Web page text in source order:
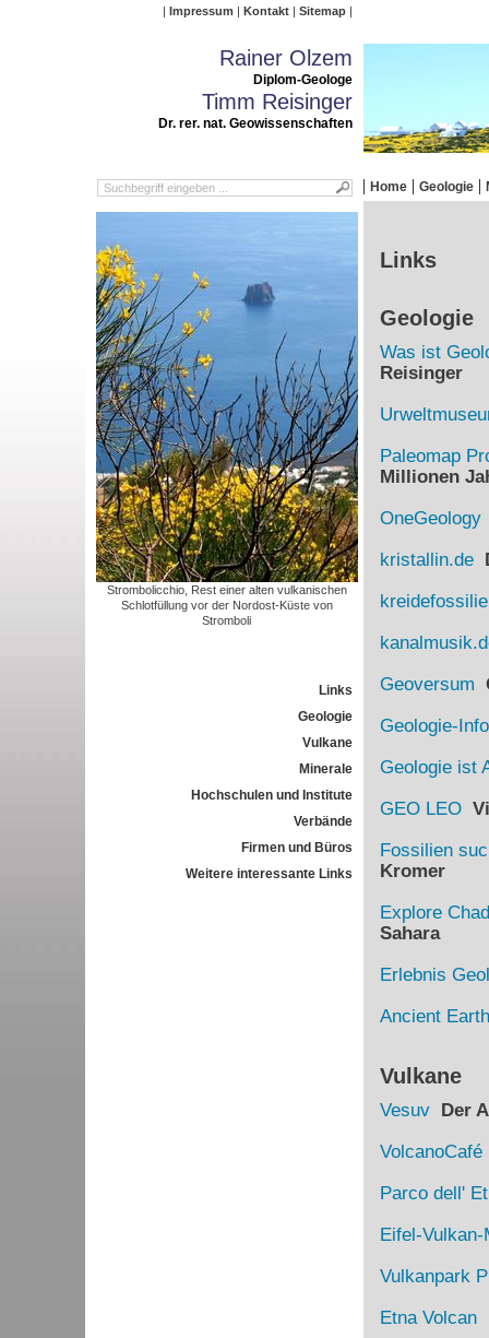
Impressum Kontakt Sitemap
Rainer Olzem
Diplom-Geologe
Timm Reisinger
Dr. rer. nat. Geowissenschaften
Home Geologie
Strombolicchio, Rest einer alten vulkanischen
Schlotfüllung vor der Nordost-Küste von
Stromboli
Links
Geologie
Vulkane
Minerale
Hochschulen und Institute
Verbände
Firmen und Büros
Weitere interessante Links
Links
Geologie
Was ist
Reisinger
Paleomap
Millionen
OneGeology
kristallin.de
Geoversum
Geologie-Info
Geologie ist
GEO LEO
Fossilien
Kromer
Explore Chad
Sahara
Erlebnis
Ancient
Vulkane
VesuvDer
VolcanoCafé
Parco dell'
Eifel-Vulkan-
Vulkanpark
Etna Volcan